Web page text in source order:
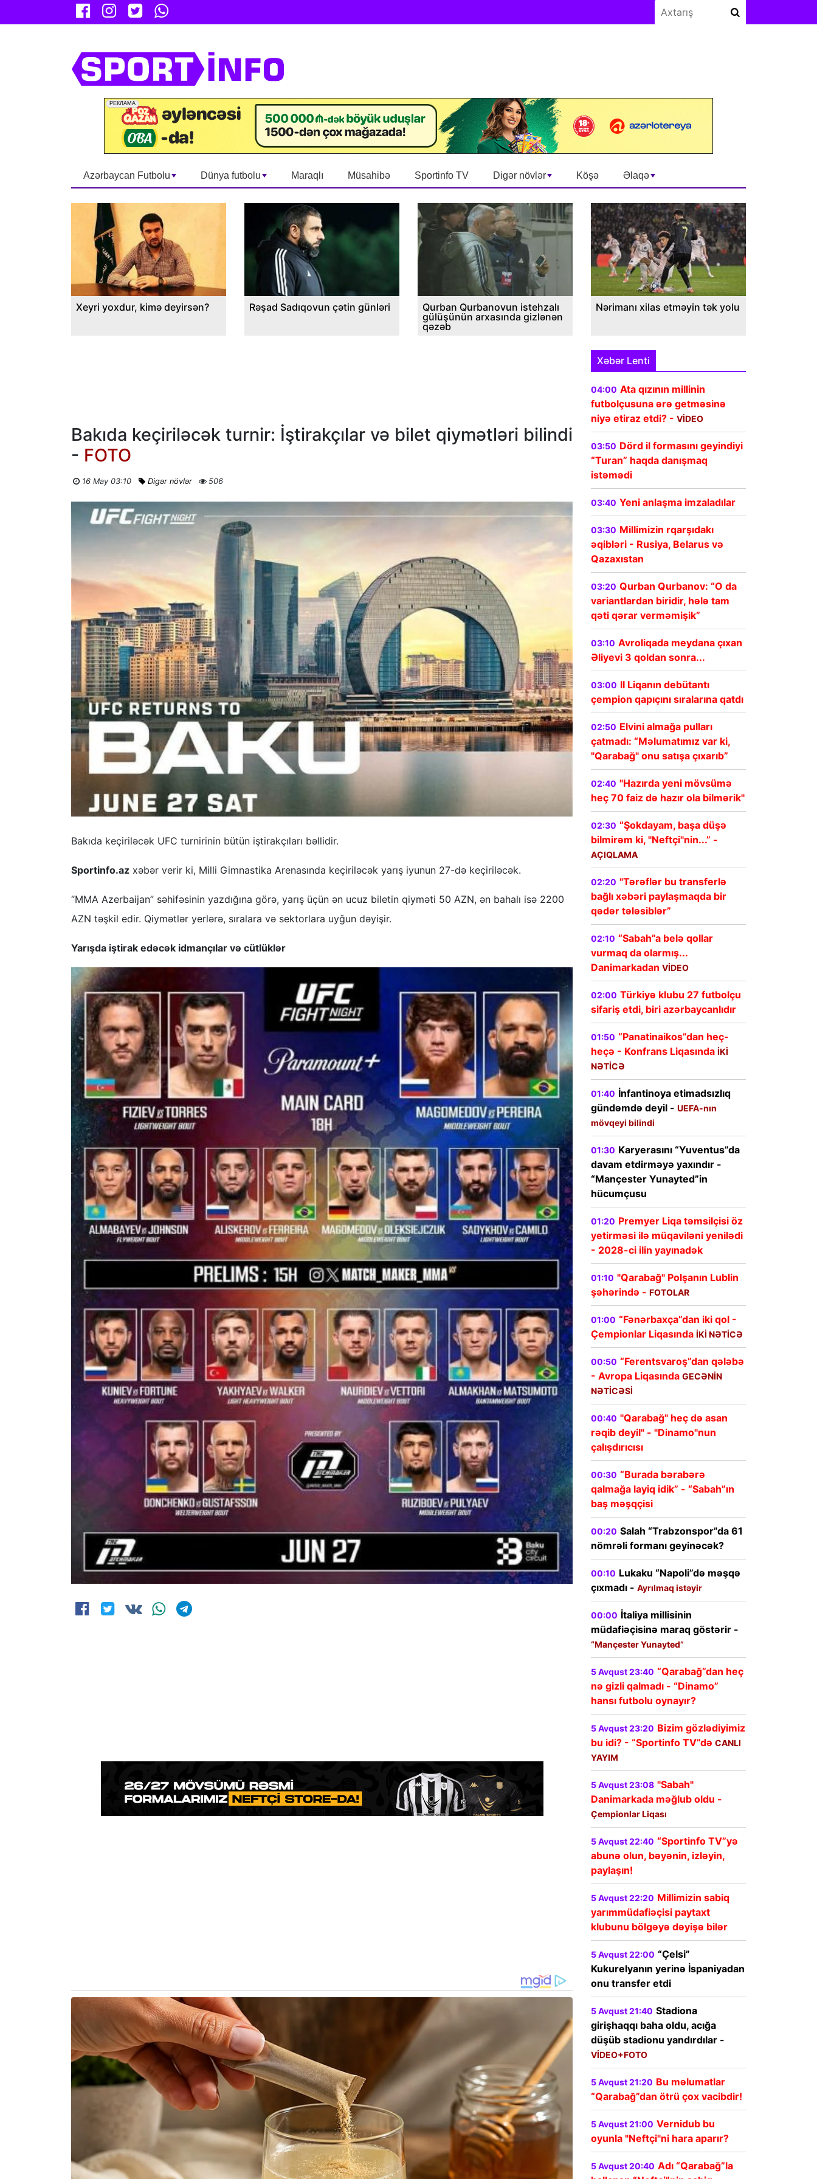
Azərbaycan Futbolu Dünya futbolu Maraqlı Müsahibə Sportinfo TV Digər növlər Köşə Əlaqə
Xeyri yoxdur, kimə deyirsən? Rəşad Sadıqovun çətin günləri
Qurban Qurbanovun istehzalı
gülüşünün arxasında gizlənən
qəzəb
Nərimanı xilas etməyin tək yolu
Bakıda keçiriləcək turnir: İştirakçılar və bilet qiymətləri bilindi
- FOTO
16 May 03:10 Digər növlər 506
Bakıda keçiriləcək UFC turnirinin bütün iştirakçıları bəllidir.
Sportinfo.az xəbər verir ki, Milli Gimnastika Arenasında keçiriləcək yarış iyunun 27-də keçiriləcək.
“MMA Azerbaijan” səhifəsinin yazdığına görə, yarış üçün ən ucuz biletin qiyməti 50 AZN, ən bahalı isə 2200
AZN təşkil edir. Qiymətlər yerlərə, sıralara və sektorlara uyǧun dəyişir.
Yarışda iştirak edəcək idmançılar və cütlüklər
Xəbər Lenti
04:00 Ata qızının millinin
futbolçusuna ərə getməsinə
niyə etiraz etdi? - VİDEO
03:50 Dörd il formasını geyindiyi
“Turan” haqda danışmaq
istəmədi
03:40 Yeni anlaşma imzaladılar
03:30 Millimizin rqarşıdakı
əqibləri - Rusiya, Belarus və
Qazaxıstan
03:20 Qurban Qurbanov: “O da
variantlardan biridir, hələ tam
qəti qərar verməmişik”
03:10 Avroliqada meydana çıxan
Əliyevi 3 qoldan sonra...
03:00 II Liqanın debütantı
çempion qapıçını sıralarına qatdı
02:50 Elvini almağa pulları
çatmadı: “Məlumatımız var ki,
"Qarabağ" onu satışa çıxarıb”
02:40 "Hazırda yeni mövsümə
heç 70 faiz də hazır ola bilmərik"
02:30 “Şokdayam, başa düşə
bilmirəm ki, "Neftçi"nin...” -
AÇIQLAMA
02:20 "Tərəflər bu transferlə
bağlı xəbəri paylaşmaqda bir
qədər tələsiblər”
02:10 “Sabah”a belə qollar
vurmaq da olarmış...
Danimarkadan VİDEO
02:00 Türkiyə klubu 27 futbolçu
sifariş etdi, biri azərbaycanlıdır
01:50 “Panatinaikos”dan heç-
heçə - Konfrans Liqasında İKİ
NƏTİCƏ
01:40 İnfantinoya etimadsızlıq
gündəmdə deyil - UEFA-nın
mövqeyi bilindi
01:30 Karyerasını “Yuventus”da
davam etdirməyə yaxındır -
“Mançester Yunayted”in
hücumçusu
01:20 Premyer Liqa təmsilçisi öz
yetirməsi ilə müqaviləni yenilədi
- 2028-ci ilin yayınadək
01:10 "Qarabağ" Polşanın Lublin
şəhərində - FOTOLAR
01:00 “Fənərbaxça”dan iki qol -
Çempionlar Liqasında İKİ NƏTİCƏ
00:50 “Ferentsvaroş”dan qələbə
- Avropa Liqasında GECƏNİN
NƏTİCƏSİ
00:40 "Qarabağ" heç də asan
rəqib deyil" - "Dinamo"nun
çalışdırıcısı
00:30 “Burada bərabərə
qalmağa layiq idik” - “Sabah”ın
baş məşqçisi
00:20 Salah “Trabzonspor”da 61
nömrəli formanı geyinəcək?
00:10 Lukaku “Napoli”də məşqə
çıxmadı - Ayrılmaq istəyir
00:00 İtaliya millisinin
müdafiəçisinə maraq göstərir -
“Mançester Yunayted”
5 Avqust 23:40 “Qarabağ”dan heç
nə gizli qalmadı - “Dinamo”
hansı futbolu oynayır?
5 Avqust 23:20 Bizim gözlədiyimiz
bu idi? - “Sportinfo TV”də CANLI
YAYIM
5 Avqust 23:08 "Sabah"
Danimarkada məğlub oldu -
Çempionlar Liqası
5 Avqust 22:40 “Sportinfo TV”yə
abunə olun, bəyənin, izləyin,
paylaşın!
5 Avqust 22:20 Millimizin sabiq
yarımmüdafiəçisi paytaxt
klubunu bölgəyə dəyişə bilər
5 Avqust 22:00 “Çelsi”
Kukurelyanın yerinə İspaniyadan
onu transfer etdi
5 Avqust 21:40 Stadiona
girişhaqqı baha oldu, acığa
düşüb stadionu yandırdılar -
VİDEO+FOTO
5 Avqust 21:20 Bu məlumatlar
“Qarabağ”dan ötrü çox vacibdir!
5 Avqust 21:00 Vernidub bu
oyunla "Neftçi"ni hara aparır?
5 Avqust 20:40 Adı “Qarabağ”la